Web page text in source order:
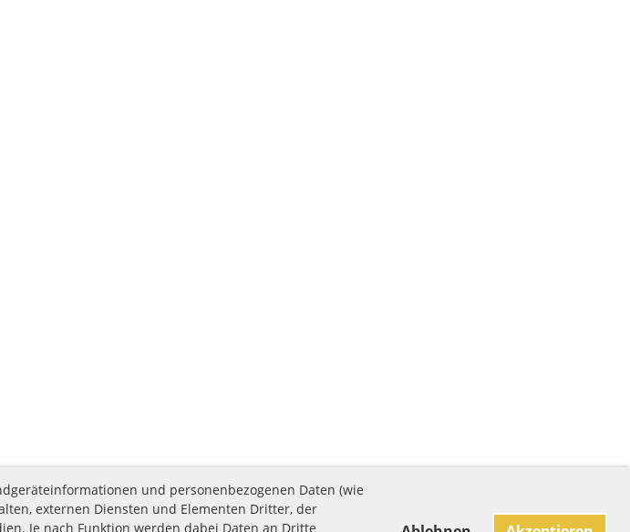
und personenbezogenen Daten (wie
externen Diensten und Elementen Dritter, der
Je nach Funktion werden dabei Daten an Dritte